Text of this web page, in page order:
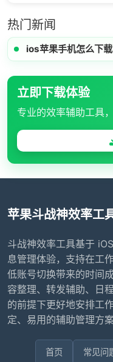
热门新闻
ios苹果手机怎么下
立即下载体验
专业的效率辅助工具
苹果斗战神效率工
斗战神效率工具基于
息管理体验，支持在工
低账号切换带来的时间
容整理、转发辅助、日
的前提下更好地安排工
定、易用的辅助管理方案
首页 常见问